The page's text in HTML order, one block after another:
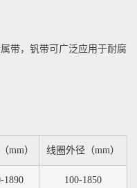
带，钒带可广泛应用于耐腐
mm） 线圈外径（mm）
1890 100-1850